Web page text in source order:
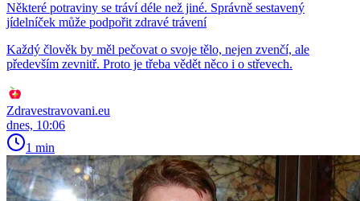
Některé potraviny se tráví déle než jiné. Správně sestavený
jídelníček může podpořit zdravé trávení
Každý člověk by měl pečovat o svoje tělo, nejen zvenčí, ale
především zevnitř. Proto je třeba vědět něco i o střevech.
Zdravestravovani.eu
dnes, 10:06
1 min